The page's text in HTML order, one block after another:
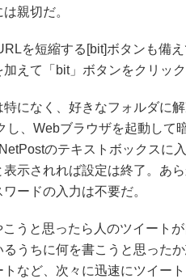
親切だ。
を短縮する[bit]ボタンも備
えて「bit」ボタンをクリック
になく、好きなフォルダに
し、Webブラウザを起動して
のテキストボックスに
示されれば設定は終了。あ
ードの入力は不要だ。
うと思ったら人のツイート
うちに何を書こうと思った
など、次々に迅速にツイー